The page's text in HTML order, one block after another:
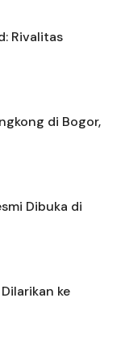
Rivalitas
di Bogor,
Dibuka di
ke